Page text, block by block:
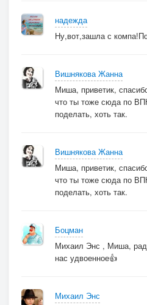
надежда
Ну,вот,зашла с
Вишнякова Жанна
Миша, приветик,
что ты тоже сюда по
поделать, хоть так.
Вишнякова Жанна
Миша, приветик,
что ты тоже сюда по
поделать, хоть так.
Боцман
Михаил Энс , Миша,
нас удвоенное👍
Михаил Энс